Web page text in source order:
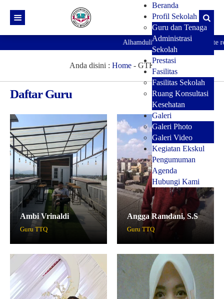
Beranda
Profil Sekolah
Guru dan Tenaga
Administrasi
Sekolah
Prestasi
Fasilitas
Fasilitas Sekolah
Ruang Konsultasi
Kesehatan
Galeri
Galeri Photo
Galeri Video
Kegiatan Ekskul
Pengumuman
Agenda
Hubungi Kami
Alhamdulillah telah hadir website
Anda disini : Home- GTK
Daftar Guru
Ambi Vrinaldi
Guru TTQ
Angga Ramdani, S.S
Guru TTQ